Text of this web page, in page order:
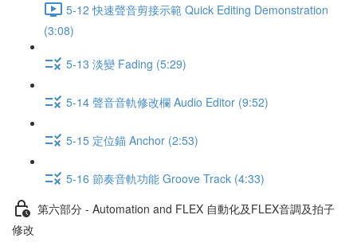
5-12 快速聲音剪接示範 Quick Editing Demonstration
(3:08)
5-13 淡變 Fading (5:29)
5-14 聲音音軌修改欄 Audio Editor (9:52)
5-15 定位錨 Anchor (2:53)
5-16 節奏音軌功能 Groove Track (4:33)
第六部分 - Automation and FLEX 自動化及FLEX音調及拍子
修改